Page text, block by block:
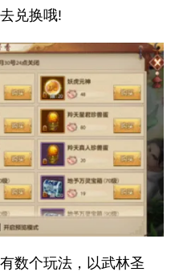
兑换哦!
数个玩法，以武林圣